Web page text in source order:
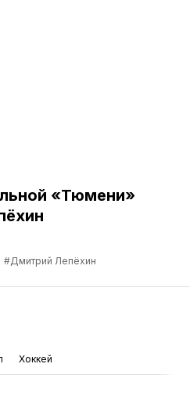
«Тюмени»
#Дмитрий Лепёхин
Хоккей